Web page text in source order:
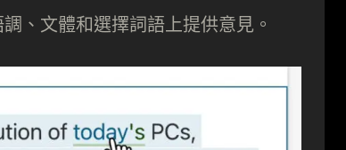
、文體和選擇詞語上提供意見。